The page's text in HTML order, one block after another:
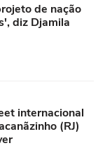
de nação
diz Djamila
internacional
(RJ)